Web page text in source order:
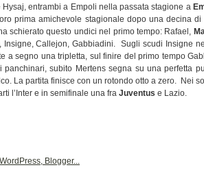
entrambi a Empoli nella passata stagione a
prima amichevole stagionale dopo una decina
schierato questo undici nel primo tempo: Rafael,
Insigne, Callejon, Gabbiadini. Sugli scudi Insigne
a segno una tripletta, sul finire del primo tempo
subito Mertens segna su una perfetta
La partita finisce con un rotondo otto a zero. Nei
l’Inter e in semifinale una fra Juventus e Lazio.